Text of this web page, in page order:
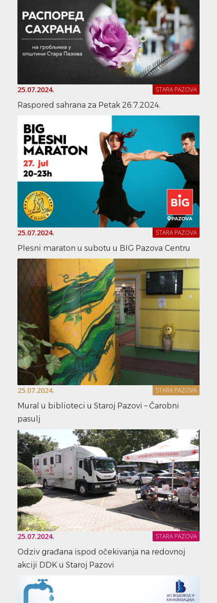
25.07.2024. STARA PAZOVA
Raspored sahrana za Petak 26.7.2024.
25.07.2024. STARA PAZOVA
Plesni maraton u subotu u BIG Pazova Centru
25.07.2024. STARA PAZOVA
Mural u biblioteci u Staroj Pazovi – Čarobni
pasulj
25.07.2024. STARA PAZOVA
Odziv građana ispod očekivanja na redovnoj
akciji DDK u Staroj Pazovi